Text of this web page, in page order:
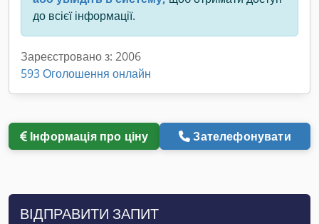
до всієї інформації.
Зареєстровано з: 2006
593 Оголошення онлайн
Інформація про ціну Зателефонувати
ВІДПРАВИТИ ЗАПИТ